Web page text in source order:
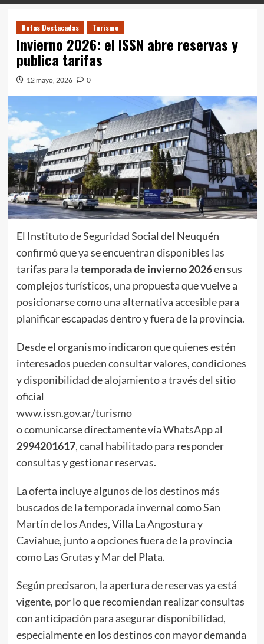
Notas Destacadas Turismo
Invierno 2026: el ISSN abre reservas y
publica tarifas
12 mayo, 2026 0
El Instituto de Seguridad Social del Neuquén
confirmó que ya se encuentran disponibles las
tarifas para latemporada de invierno 2026en sus
complejos turísticos, una propuesta que vuelve a
posicionarse como una alternativa accesible para
planificar escapadas dentro y fuera de la provincia.
Desde el organismo indicaron que quienes estén
interesados pueden consultar valores, condiciones
y disponibilidad de alojamiento a través del sitio
oficial
www.issn.gov.ar/turismo
o comunicarse directamente vía WhatsApp al
2994201617, canal habilitado para responder
consultas y gestionar reservas.
La oferta incluye algunos de los destinos más
buscados de la temporada invernal como San
Martín de los Andes, Villa La Angostura y
Caviahue, junto a opciones fuera de la provincia
como Las Grutas y Mar del Plata.
Según precisaron, la apertura de reservas ya está
vigente, por lo que recomiendan realizar consultas
con anticipación para asegurar disponibilidad,
especialmente en los destinos con mayor demanda